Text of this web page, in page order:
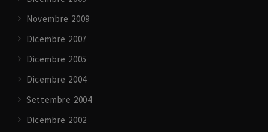
Novembre 2009
Dicembre 2007
Dicembre 2005
Dicembre 2004
Settembre 2004
Dicembre 2002